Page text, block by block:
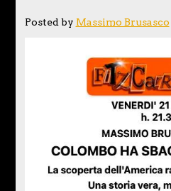
Posted by Massimo Brusasco